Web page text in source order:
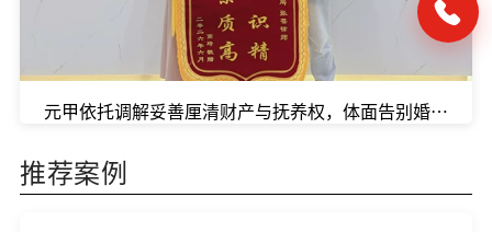
元甲依托调解妥善厘清财产与抚养权，体面告别婚姻。
推荐案例